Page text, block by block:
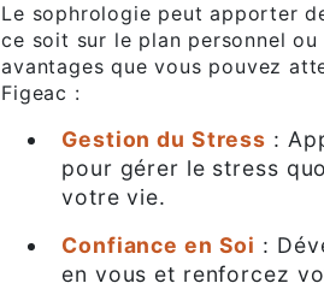
Le sophrologie peut apporter
ce soit sur le plan personnel
avantages que vous pouvez
Figeac :
Gestion du Stress :
pour gérer le stress
votre vie.
Confiance en Soi :
en vous et renforcez